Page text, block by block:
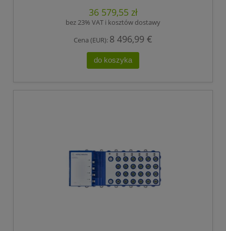
ZGODNY Z IEEE 802.3AT (ZASILANIE WBUDOWANE
POE +), ELEKTRYCZNE PORTY UPLINK GIGABIT
36 579,55 zł
bez 23% VAT i kosztów dostawy
Cena (EUR): 8 496,99 €
do koszyka